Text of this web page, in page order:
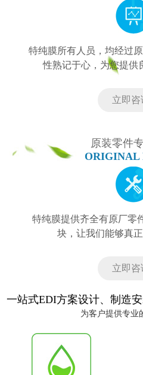
特纯膜所有人员，均经过
性熟记于心，为您提供
立即咨
原装零件
ORIGINAL
特纯膜提供齐全有原厂零
块，让我们能够真
立即咨
一站式EDI方案设计、制造
为客户提供专业